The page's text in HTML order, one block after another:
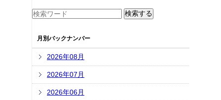
月別バックナンバー
2026年08月
2026年07月
2026年06月